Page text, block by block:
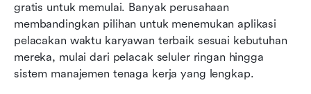
gratis untuk memulai. Banyak perusahaan
membandingkan pilihan untuk menemukan aplikasi
pelacakan waktu karyawan terbaik sesuai kebutuhan
mereka, mulai dari pelacak seluler ringan hingga
sistem manajemen tenaga kerja yang lengkap.